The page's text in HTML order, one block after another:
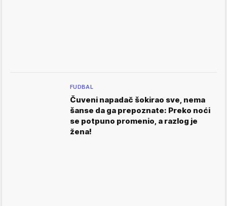
FUDBAL
Čuveni napadač šokirao sve, nema
šanse da ga prepoznate: Preko noći
se potpuno promenio, a razlog je
žena!